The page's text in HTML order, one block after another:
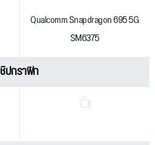
Qualcomm Snapdragon 695 5G
SM6375
ชิปกราฟิก